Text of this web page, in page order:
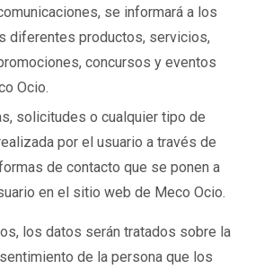
se informará a los
diferentes productos, servicios,
concursos y eventos
Ocio.
solicitudes o cualquier tipo de
por el usuario a través de
de contacto que se ponen a
en el sitio web de Meco Ocio.
los datos serán tratados sobre la
de la persona que los